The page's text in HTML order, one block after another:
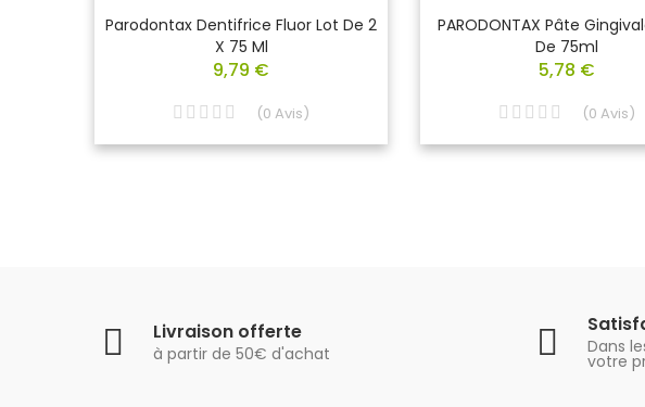
Parodontax Dentifrice Fluor Lot De 2
X 75 Ml
9,79 €
(0 Avis)
PARODONTAX Pâte
De 75ml
5,78 €
(0 Avis)
Livraison offerte
à partir de 50€ d'achat Dans
votre